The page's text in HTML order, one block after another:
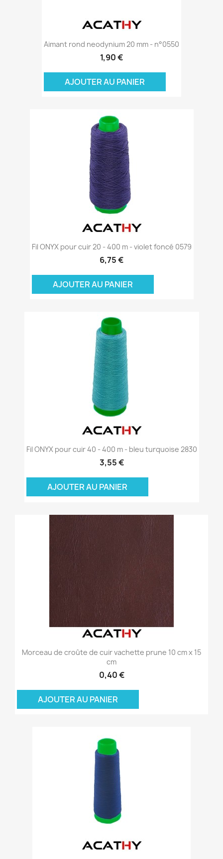
Aimant rond neodynium 20 mm - n°0550
1,90 €
AJOUTER AU PANIER
Fil ONYX pour cuir 20 - 400 m - violet foncé 0579
6,75 €
AJOUTER AU PANIER
Fil ONYX pour cuir 40 - 400 m - bleu turquoise 2830
3,55 €
AJOUTER AU PANIER
Morceau de croûte de cuir vachette prune 10 cm x 15
cm
0,40 €
AJOUTER AU PANIER